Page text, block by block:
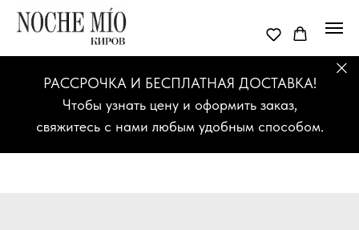
РАССРОЧКА И БЕСПЛАТНАЯ ДОСТАВКА!
Чтобы узнать цену и оформить заказ,
свяжитесь с нами любым удобным способом.